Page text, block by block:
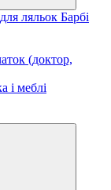
ляльок Барбі
(доктор,
і меблі